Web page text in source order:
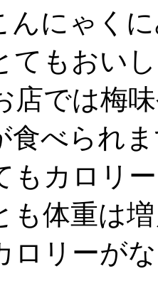
んにゃく
てもおい
店では梅
食べられ
もカロリ
も体重は
ロリーが